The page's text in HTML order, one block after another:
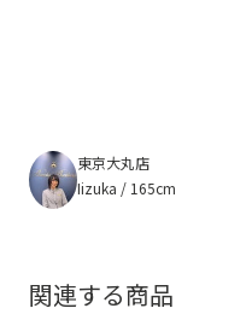
東京大丸店
Iizuka / 165cm
関連する商品